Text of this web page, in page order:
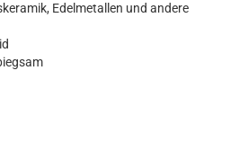
Edelmetallen und andere